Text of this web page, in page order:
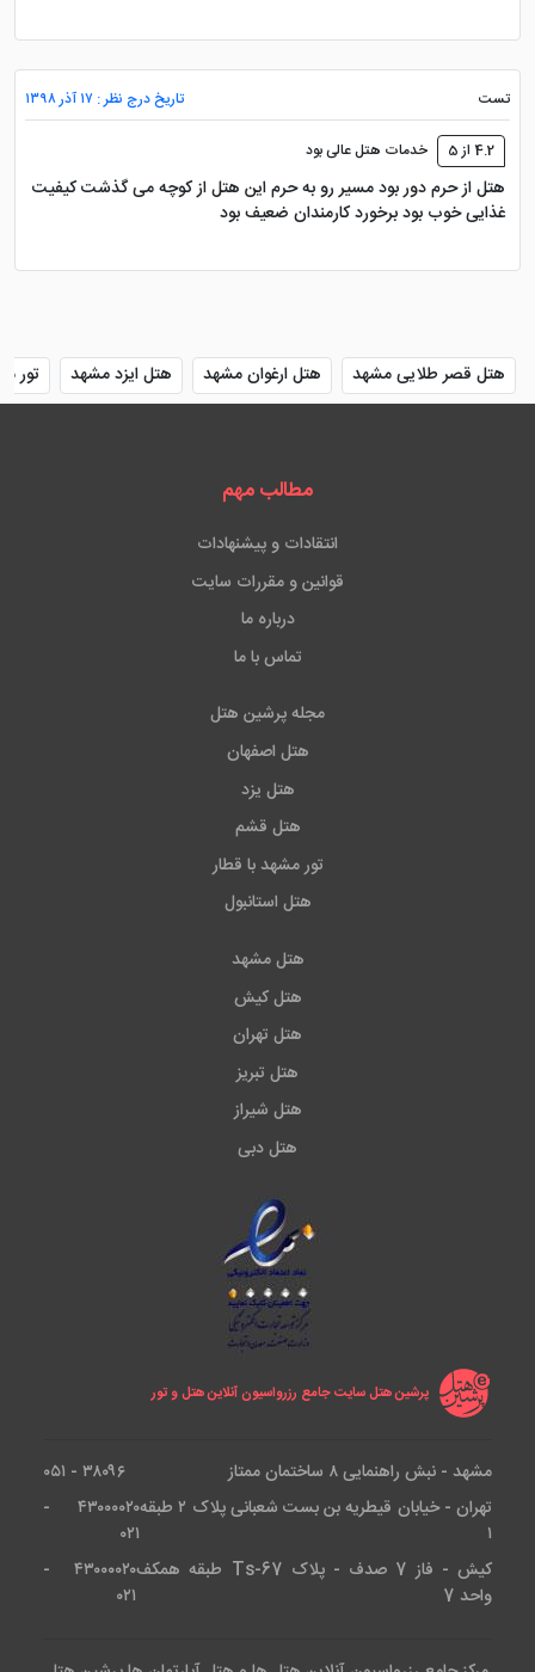
تست تاریخ درج نظر : ۱۷ آذر ۱۳۹۸
4.2 از 5 خدمات هتل عالی بود
هتل از حرم دور بود مسیر رو به حرم این هتل از کوچه می گذشت کیفیت
غذایی خوب بود برخورد کارمندان ضعیف بود
هتل قصر طلایی مشهد هتل ارغوان مشهد هتل ایزد مشهد تور
مطالب مهم
انتقادات و پیشنهادات
قوانین و مقررات سایت
درباره ما
تماس با ما
مجله پرشین هتل
هتل اصفهان
هتل یزد
هتل قشم
تور مشهد با قطار
هتل استانبول
هتل مشهد
هتل کیش
هتل تهران
هتل تبریز
هتل شیراز
هتل دبی
پرشین هتل سایت جامع رزرواسیون آنلاین هتل و تور
مشهد - نبش راهنمایی ۸ ساختمان ممتاز
۳۸۰۹۶ - ۰۵۱
تهران - خیابان قیطریه بن بست شعبانی پلاک ۲ طبقه
۱
۴۳۰۰۰۰۲۰ -
۰۲۱
کیش - فاز 7 صدف - پلاک Ts-67 طبقه همکف
واحد 7
۴۳۰۰۰۰۲۰ -
۰۲۱